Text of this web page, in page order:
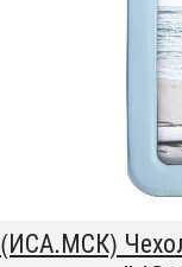
(ИСА.МСК)